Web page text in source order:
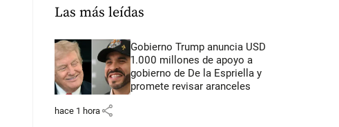
Las más leídas
Gobierno Trump anuncia USD
1.000 millones de apoyo a
gobierno de De la Espriella y
promete revisar aranceles
hace 1 hora share